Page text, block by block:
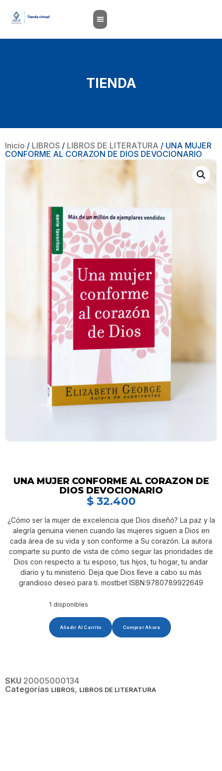
TIENDA
Inicio / LIBROS / LIBROS DE LITERATURA / UNA MUJER
CONFORME AL CORAZON DE DIOS DEVOCIONARIO
UNA MUJER CONFORME AL CORAZON DE
DIOS DEVOCIONARIO
$32.400
¿Cómo ser la mujer de excelencia que Dios diseñó? La paz y la
alegría genuina vienen cuando las mujeres siguen a Dios en
cada área de su vida y son conforme a Su corazón. La autora
comparte su punto de vista de cómo seguir las prioridades de
Dios con respecto a: tu esposo, tus hijos, tu hogar, tu andar
diario y tu ministerio. Deja que Dios lleve a cabo su más
grandioso deseo para ti. mostbet ISBN:9780789922649
1 disponibles
Añadir Al Carrito Comprar Ahora
SKU 20005000134
Categorías LIBROS, LIBROS DE LITERATURA